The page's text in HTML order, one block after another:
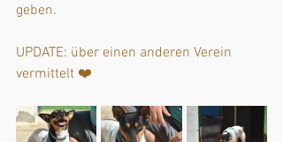
geben.
UPDATE: über einen anderen Verein
vermittelt ❤️